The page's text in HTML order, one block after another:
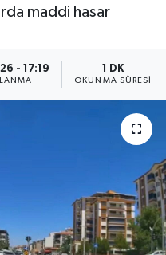
maddi hasar
- 17:19 1 DK
OKUNMA SÜRESI